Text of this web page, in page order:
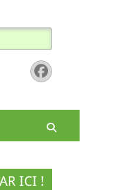
Facebook
ICI !